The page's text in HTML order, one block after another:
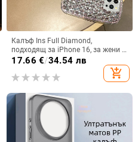
Калъф Ins Full Diamond,
подходящ за iPhone 16, за жени с
14-инчова личност, огледална
рамка с 13 големи отвора и
електролитно покритие, с
17.66 €/34.54 лв
add_shopping_cart